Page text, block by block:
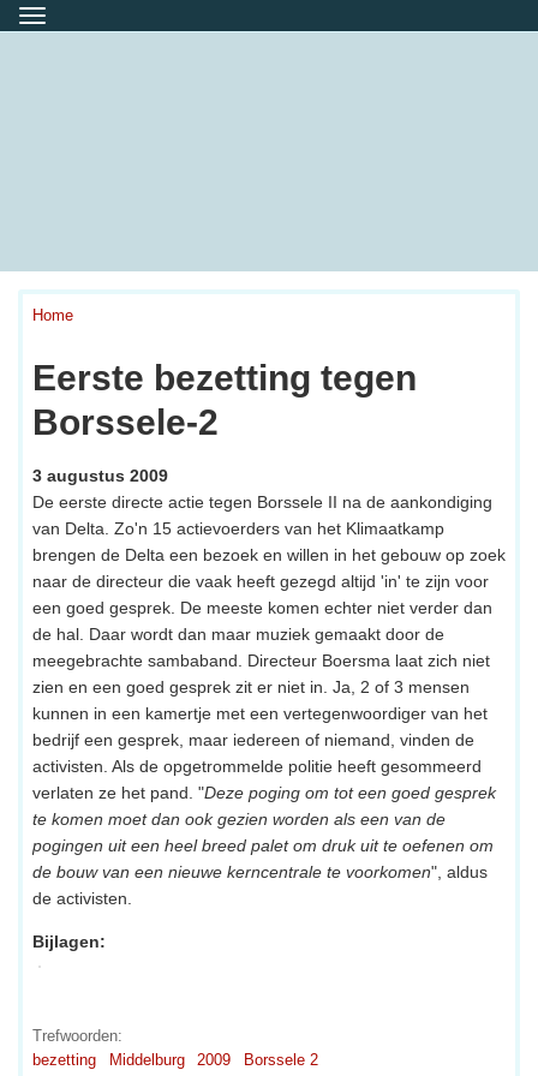
Menu
Home
Eerste bezetting tegen
Borssele-2
3 augustus 2009
De eerste directe actie tegen Borssele II na de aankondiging
van Delta. Zo'n 15 actievoerders van het Klimaatkamp
brengen de Delta een bezoek en willen in het gebouw op zoek
naar de directeur die vaak heeft gezegd altijd 'in' te zijn voor
een goed gesprek. De meeste komen echter niet verder dan
de hal. Daar wordt dan maar muziek gemaakt door de
meegebrachte sambaband. Directeur Boersma laat zich niet
zien en een goed gesprek zit er niet in. Ja, 2 of 3 mensen
kunnen in een kamertje met een vertegenwoordiger van het
bedrijf een gesprek, maar iedereen of niemand, vinden de
activisten. Als de opgetrommelde politie heeft gesommeerd
verlaten ze het pand. "Deze poging om tot een goed gesprek
te komen moet dan ook gezien worden als een van de
pogingen uit een heel breed palet om druk uit te oefenen om
de bouw van een nieuwe kerncentrale te voorkomen", aldus
de activisten.
Bijlagen: